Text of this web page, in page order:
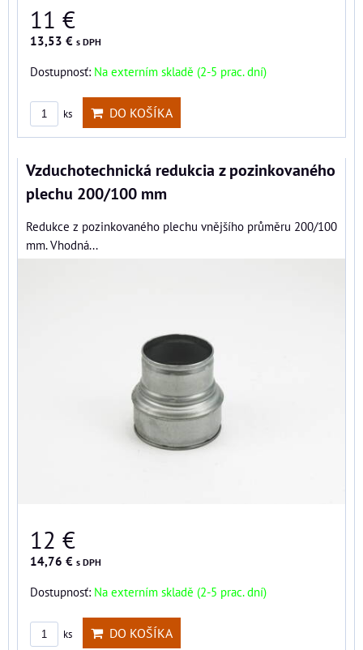
11 €
13,53 € s DPH
Dostupnosť: Na externím skladě (2-5 prac. dní)
ks DO KOŠÍKA
Vzduchotechnická redukcia z pozinkovaného
plechu 200/100 mm
Redukce z pozinkovaného plechu vnějšího průměru 200/100
mm. Vhodná...
12 €
14,76 € s DPH
Dostupnosť: Na externím skladě (2-5 prac. dní)
ks DO KOŠÍKA